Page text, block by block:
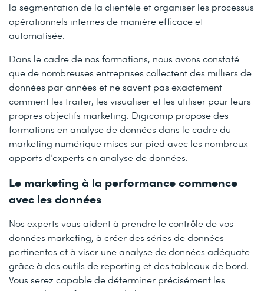
la segmentation de la clientèle et organiser les processus
opérationnels internes de manière efficace et
automatisée.
Dans le cadre de nos formations, nous avons constaté
que de nombreuses entreprises collectent des milliers de
données par années et ne savent pas exactement
comment les traiter, les visualiser et les utiliser pour leurs
propres objectifs marketing. Digicomp propose des
formations en analyse de données dans le cadre du
marketing numérique mises sur pied avec les nombreux
apports d’experts en analyse de données.
Le marketing à la performance commence
avec les données
Nos experts vous aident à prendre le contrôle de vos
données marketing, à créer des séries de données
pertinentes et à viser une analyse de données adéquate
grâce à des outils de reporting et des tableaux de bord.
Vous serez capable de déterminer précisément les